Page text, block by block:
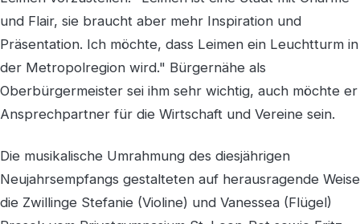
und Flair, sie braucht aber mehr Inspiration und
Präsentation. Ich möchte, dass Leimen ein Leuchtturm in
der Metropolregion wird." Bürgernähe als
Oberbürgermeister sei ihm sehr wichtig, auch möchte er
Ansprechpartner für die Wirtschaft und Vereine sein.
Die musikalische Umrahmung des diesjährigen
Neujahrsempfangs gestalteten auf herausragende Weise
die Zwillinge Stefanie (Violine) und Vanessea (Flügel)